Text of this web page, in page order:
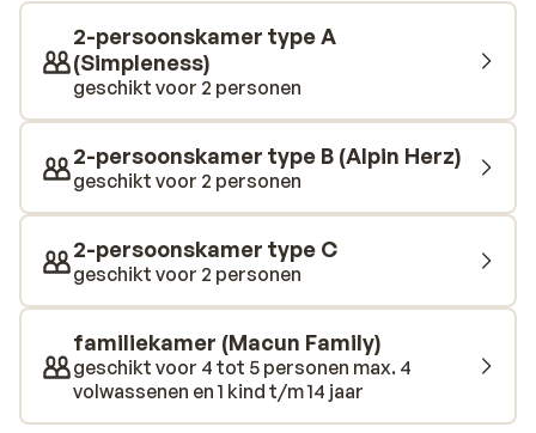
2-persoonskamer type A
(Simpleness)
geschikt voor 2 personen
2-persoonskamer type B (Alpin Herz)
geschikt voor 2 personen
2-persoonskamer type C
geschikt voor 2 personen
familiekamer (Macun Family)
geschikt voor 4 tot 5 personen max. 4
volwassenen en 1 kind t/m 14 jaar